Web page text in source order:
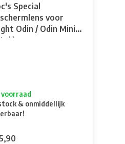
Special
voor
Odin / Odin Mini
voorraad
& onmiddellijk